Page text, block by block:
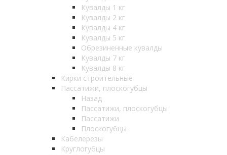
Кувалды 1 кг
Кувалды 2 кг
Кувалды 4 кг
Кувалды 5 кг
Обрезиненные кувалды
Кувалды 7 кг
Кувалды 8 кг
Кирки строительные
Пассатижи, плоскогубцы
Назад
Пассатижи, плоскогубцы
Пассатижи
Плоскогубцы
Кабелерезы
Круглогубцы